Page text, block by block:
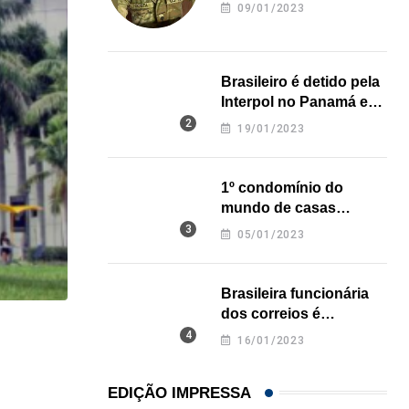
21/01/2026
09/01/2023
Brasileiro é detido pela
Interpol no Panamá e
pode pegar prisão
19/01/2023
1º condomínio do
mundo de casas
impressas em 3D é
05/01/2023
Brasileira funcionária
dos correios é
assassinada a facadas
16/01/2023
EDIÇÃO IMPRESSA